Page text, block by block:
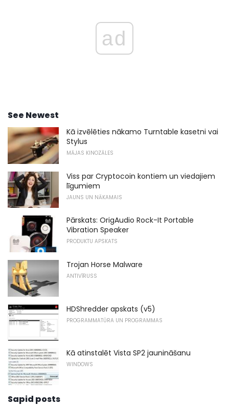
ad
See Newest
Kā izvēlēties nākamo Turntable kasetni vai
Stylus
MĀJAS KINOZĀLES
Viss par Cryptocoin kontiem un viedajiem
līgumiem
JAUNS UN NĀKAMAIS
Pārskats: OrigAudio Rock-It Portable
Vibration Speaker
PRODUKTU APSKATS
Trojan Horse Malware
ANTIVĪRUSS
HDShredder apskats (v5)
PROGRAMMATŪRA UN PROGRAMMAS
Kā atinstalēt Vista SP2 jaunināšanu
WINDOWS
Sapid posts